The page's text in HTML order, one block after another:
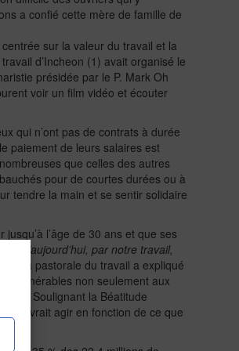
a confié cette mère de famille de
sur la valeur du travail et la
d’Incheon (1) avait organisé le
présidée par le P. Mark Oh
voir un film vidéo et écouter
qui n’ont pas de contrats à durée
paiement de leurs salaires est
que celles des autres
pour de courtes durées ou à
tendre la main et se sentir solidaire
l’âge de 30 ans et que ses
d’aujourd’hui, par notre travail,
de la pastorale du travail a expliqué
vulnérables non seulement aux
soi. Soulignant la Béatitude
devrait agir en fonction de ce que